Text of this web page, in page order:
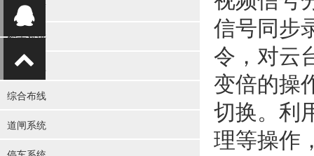
防盗报警
楼宇对讲
无线覆盖
综合布线
道闸系统
信号同步
令，对云
变倍的操
切换。利
理等操作